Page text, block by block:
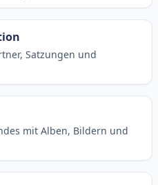
Satzungen und
mit Alben, Bildern und